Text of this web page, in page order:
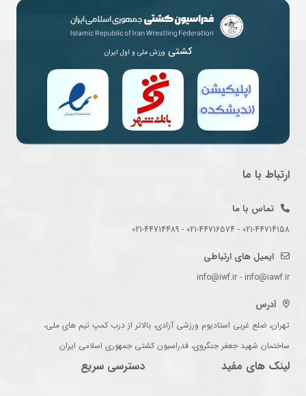
کشتی ورزش ملی و اول ایران
ارتباط با ما
تماس با ما
021-44714158 - 021-44716574 - 021-44714489
ایمیل های ارتباطی
info@iwf.ir - info@iawf.ir
آدرس
تهران، ضلع غربی استادیوم ورزشی آزادی، بالاتر از درب کمپ تیم های ملی،
ساختمان شهید جعفر جنگروی، فدراسیون کشتی جمهوری اسلامی ایران
لینک های مفید دسترسی سریع